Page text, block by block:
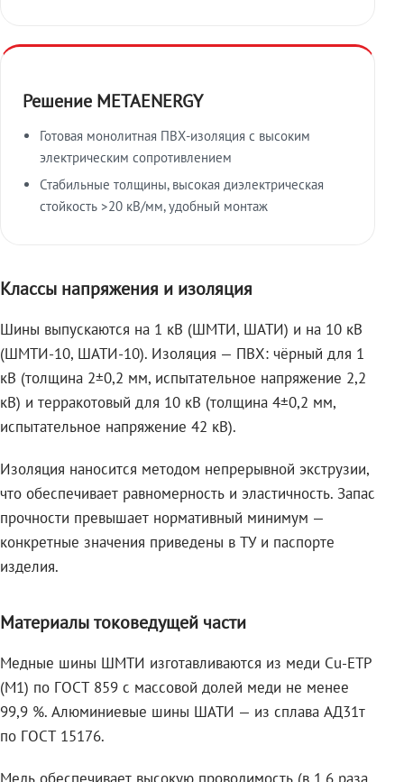
Решение METAENERGY
Готовая монолитная ПВХ-изоляция с высоким
электрическим сопротивлением
Стабильные толщины, высокая диэлектрическая
стойкость >20 кВ/мм, удобный монтаж
Классы напряжения и изоляция
Шины выпускаются на 1 кВ (ШМТИ, ШАТИ) и на 10 кВ
(ШМТИ-10, ШАТИ-10). Изоляция — ПВХ: чёрный для 1
кВ (толщина 2±0,2 мм, испытательное напряжение 2,2
кВ) и терракотовый для 10 кВ (толщина 4±0,2 мм,
испытательное напряжение 42 кВ).
Изоляция наносится методом непрерывной экструзии,
что обеспечивает равномерность и эластичность. Запас
прочности превышает нормативный минимум —
конкретные значения приведены в ТУ и паспорте
изделия.
Материалы токоведущей части
Медные шины ШМТИ изготавливаются из меди Cu-ETP
(M1) по ГОСТ 859 с массовой долей меди не менее
99,9 %. Алюминиевые шины ШАТИ — из сплава АД31т
по ГОСТ 15176.